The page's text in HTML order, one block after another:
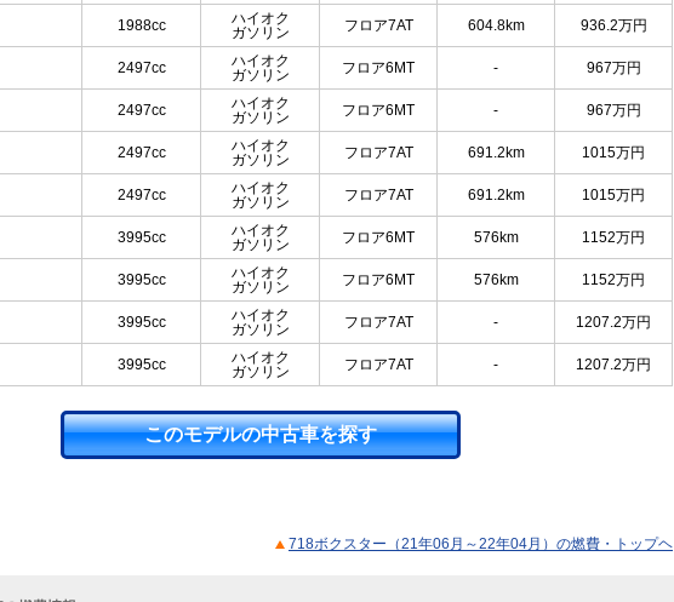
1988cc
ハイオク
ガソリン
フロア7AT 604.8km 936.2万円
2497cc
ハイオク
ガソリン
フロア6MT - 967万円
2497cc
ハイオク
ガソリン
フロア6MT - 967万円
2497cc
ハイオク
ガソリン
フロア7AT 691.2km 1015万円
2497cc
ハイオク
ガソリン
フロア7AT 691.2km 1015万円
3995cc
ハイオク
ガソリン
フロア6MT 576km 1152万円
3995cc
ハイオク
ガソリン
フロア6MT 576km 1152万円
3995cc
ハイオク
ガソリン
フロア7AT - 1207.2万円
3995cc
ハイオク
ガソリン
フロア7AT - 1207.2万円
このモデルの中古車を探す
718ボクスター（21年06月～22年04月）の燃費・トップヘ